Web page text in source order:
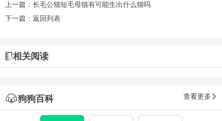
上一篇： 长毛公猫短毛母猫有可能生出什么猫吗
下一篇： 返回列表
相关阅读
狗狗百科 查看更多